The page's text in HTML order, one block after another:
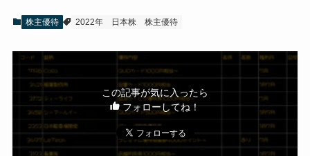
株主優待 2022年 日本株 株主優待
この記事が気に入ったら
フォローしてね！